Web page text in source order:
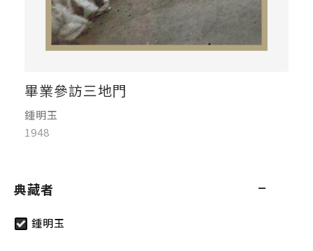
畢業參訪三地門
鍾明玉
1948
典藏者
鍾明玉